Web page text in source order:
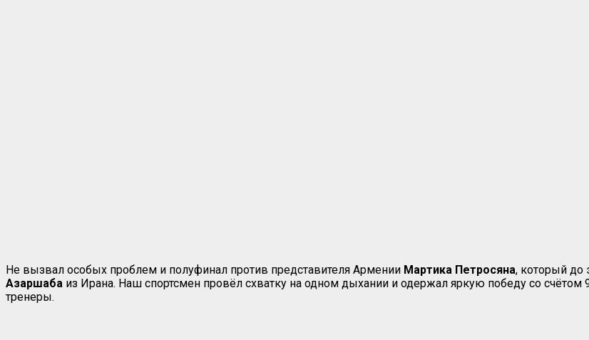
Не вызвал особых проблем и полуфинал против представителя Армении Мартика Петросяна, который до
Азаршаба из Ирана. Наш спортсмен провёл схватку на одном дыхании и одержал яркую победу со
тренеры.